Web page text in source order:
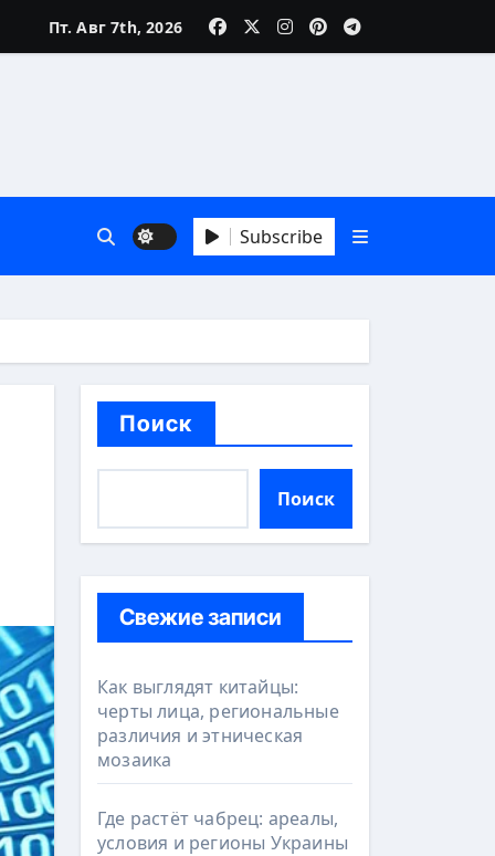
Пт. Авг 7th, 2026
Subscribe
Поиск
Поиск
Свежие записи
Как выглядят китайцы:
черты лица, региональные
различия и этническая
мозаика
Где растёт чабрец: ареалы,
условия и регионы Украины